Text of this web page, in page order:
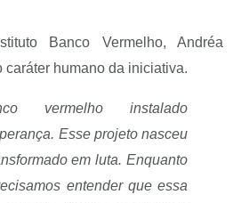
Banco Vermelho, Andréa
caráter humano da iniciativa.
vermelho instalado
Esse projeto nasceu
em luta. Enquanto
entender que essa